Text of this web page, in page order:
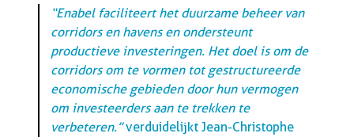
“Enabel faciliteert het duurzame beheer van
corridors en havens en ondersteunt
productieve investeringen. Het doel is om de
corridors om te vormen tot gestructureerde
economische gebieden door hun vermogen
om investeerders aan te trekken te
verbeteren.”verduidelijkt Jean-Christophe